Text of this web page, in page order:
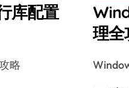
掘金内核解密与极速提炼术
库配置
略
理全